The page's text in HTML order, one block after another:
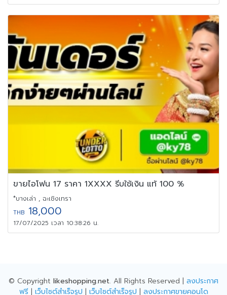
ขายไอโฟน 17 ราคา 1XXXX รีบใช้เงิน แท้ 100 %
*บางเล่า , ฉะเชิงเทรา
THB 18,000
17/07/2025 เวลา 10:38:26 น.
© Copyright likeshopping.net. All Rights Reserved | ลงประกาศ
ฟรี| เว็บไซต์สำเร็จรูป | เว็บไซต์สำเร็จรูป | ลงประกาศขายคอนโด